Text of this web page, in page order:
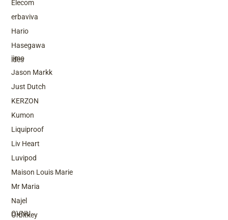
Top Brands
OVNU
Top Brands
iimo
Jason Markk
Just Dutch
KERZON
Kumon
Liquiproof
Liv Heart
Luvipod
Maison Louis Marie
Mr Maria
Najel
Orbitkey
Elecom
erbaviva
Hario
Hasegawa
ides